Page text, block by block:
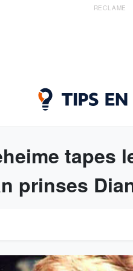
RECLAME
tapes
prinses